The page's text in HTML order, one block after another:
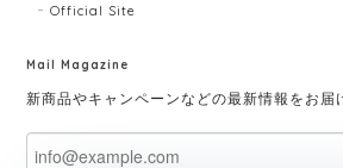
Official Site
Mail Magazine
新商品やキャンペーンなどの最新情報をお届